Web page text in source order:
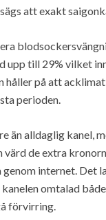
att exakt
upp till 29% vilket
håller på att
perioden.
än alldaglig
de extra
internet. Det
omtalad
förvirring.